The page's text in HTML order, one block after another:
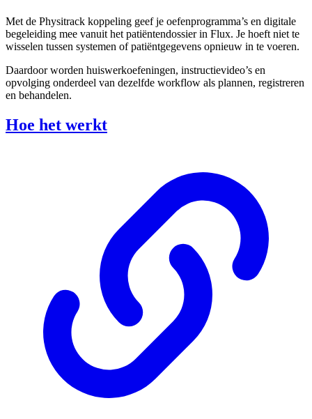
Met de Physitrack koppeling geef je oefenprogramma’s en digitale
begeleiding mee vanuit het patiëntendossier in Flux. Je hoeft niet te
wisselen tussen systemen of patiëntgegevens opnieuw in te voeren.
Daardoor worden huiswerkoefeningen, instructievideo’s en
opvolging onderdeel van dezelfde workflow als plannen, registreren
en behandelen.
Hoe het werkt